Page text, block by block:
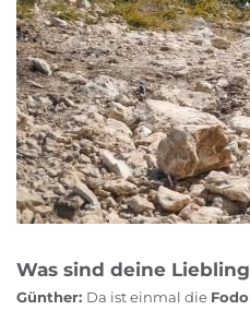
Was sind deine
Günther: Da ist einmal die